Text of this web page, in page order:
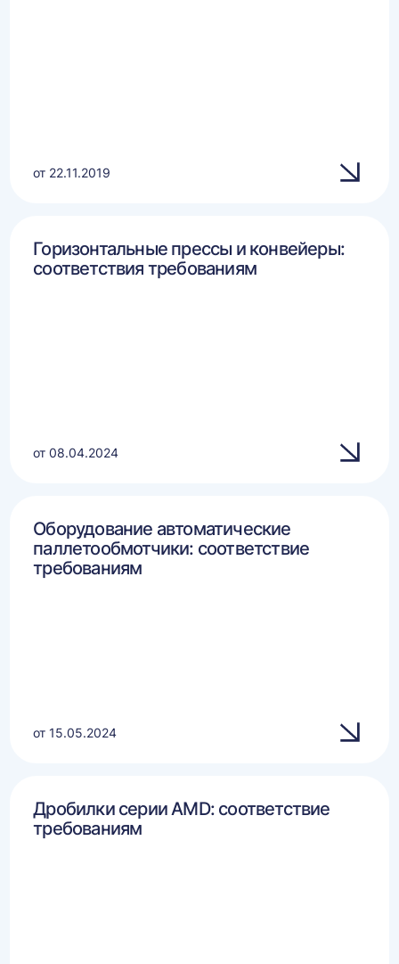
от 22.11.2019
Горизонтальные прессы и конвейеры:
соответствия требованиям
от 08.04.2024
Оборудование автоматические
паллетообмотчики: соответствие
требованиям
от 15.05.2024
Дробилки серии AMD: соответствие
требованиям